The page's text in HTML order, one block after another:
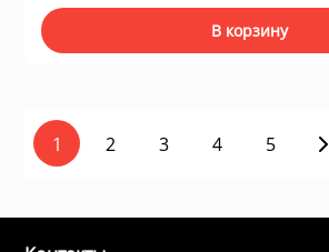
В корзину
1 2 3 4 5